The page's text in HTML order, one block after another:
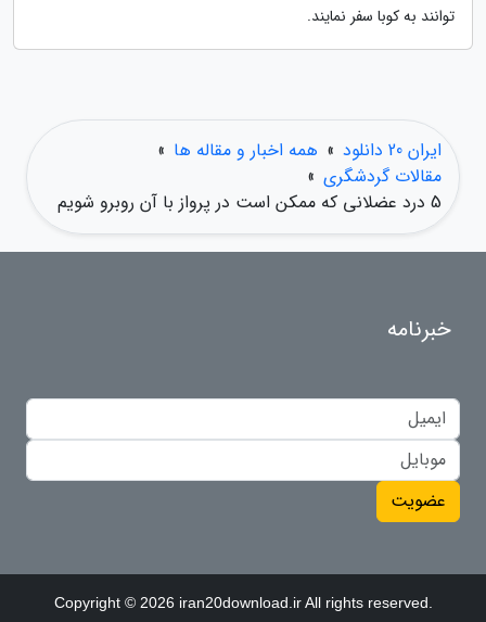
توانند به کوبا سفر نمایند.
ایران 20 دانلود » همه اخبار و مقاله ها »
مقالات گردشگری »
5 درد عضلانی که ممکن است در پرواز با آن روبرو شویم
خبرنامه
عضویت
Copyright © 2026 iran20download.ir All rights reserved.